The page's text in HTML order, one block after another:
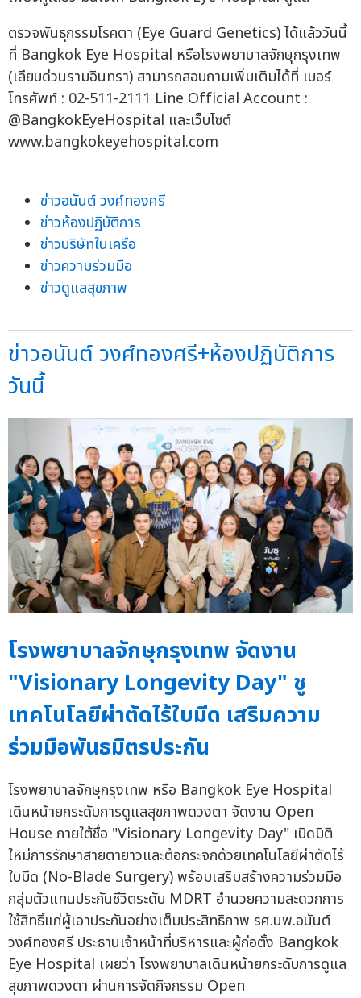
ตรวจพันธุกรรมโรคตา (Eye Guard Genetics) ได้แล้ววันนี้
ที่ Bangkok Eye Hospital หรือโรงพยาบาลจักษุกรุงเทพ
(เลียบด่วนรามอินทรา) สามารถสอบถามเพิ่มเติมได้ที่ เบอร์
โทรศัพท์ : 02-511-2111 Line Official Account :
@BangkokEyeHospital และเว็บไซต์
www.bangkokeyehospital.com
ข่าวอนันต์ วงศ์ทองศรี
ข่าวห้องปฏิบัติการ
ข่าวบริษัทในเครือ
ข่าวความร่วมมือ
ข่าวดูแลสุขภาพ
ข่าวอนันต์ วงศ์ทองศรี+ห้องปฏิบัติการ
วันนี้
โรงพยาบาลจักษุกรุงเทพ จัดงาน
"Visionary Longevity Day" ชู
เทคโนโลยีผ่าตัดไร้ใบมีด เสริมความ
ร่วมมือพันธมิตรประกัน
โรงพยาบาลจักษุกรุงเทพ หรือ Bangkok Eye Hospital
เดินหน้ายกระดับการดูแลสุขภาพดวงตา จัดงาน Open
House ภายใต้ชื่อ "Visionary Longevity Day" เปิดมิติ
ใหม่การรักษาสายตายาวและต้อกระจกด้วยเทคโนโลยีผ่าตัดไร้
ใบมีด (No-Blade Surgery) พร้อมเสริมสร้างความร่วมมือ
กลุ่มตัวแทนประกันชีวิตระดับ MDRT อำนวยความสะดวกการ
ใช้สิทธิ์แก่ผู้เอาประกันอย่างเต็มประสิทธิภาพ รศ.นพ.อนันต์
วงศ์ทองศรี ประธานเจ้าหน้าที่บริหารและผู้ก่อตั้ง Bangkok
Eye Hospital เผยว่า โรงพยาบาลเดินหน้ายกระดับการดูแล
สุขภาพดวงตา ผ่านการจัดกิจกรรม Open